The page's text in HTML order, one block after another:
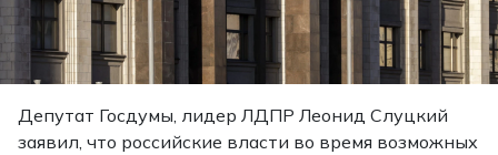
Депутат Госдумы, лидер ЛДПР Леонид Слуцкий
заявил, что российские власти во время возможных